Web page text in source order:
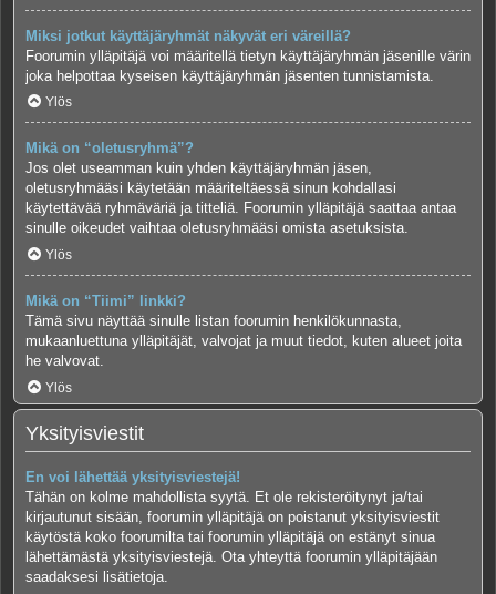
Miksi jotkut käyttäjäryhmät näkyvät eri väreillä?
Foorumin ylläpitäjä voi määritellä tietyn käyttäjäryhmän jäsenille värin
joka helpottaa kyseisen käyttäjäryhmän jäsenten tunnistamista.
Ylös
Mikä on “oletusryhmä”?
Jos olet useamman kuin yhden käyttäjäryhmän jäsen,
oletusryhmääsi käytetään määriteltäessä sinun kohdallasi
käytettävää ryhmäväriä ja titteliä. Foorumin ylläpitäjä saattaa antaa
sinulle oikeudet vaihtaa oletusryhmääsi omista asetuksista.
Ylös
Mikä on “Tiimi” linkki?
Tämä sivu näyttää sinulle listan foorumin henkilökunnasta,
mukaanluettuna ylläpitäjät, valvojat ja muut tiedot, kuten alueet joita
he valvovat.
Ylös
Yksityisviestit
En voi lähettää yksityisviestejä!
Tähän on kolme mahdollista syytä. Et ole rekisteröitynyt ja/tai
kirjautunut sisään, foorumin ylläpitäjä on poistanut yksityisviestit
käytöstä koko foorumilta tai foorumin ylläpitäjä on estänyt sinua
lähettämästä yksityisviestejä. Ota yhteyttä foorumin ylläpitäjään
saadaksesi lisätietoja.